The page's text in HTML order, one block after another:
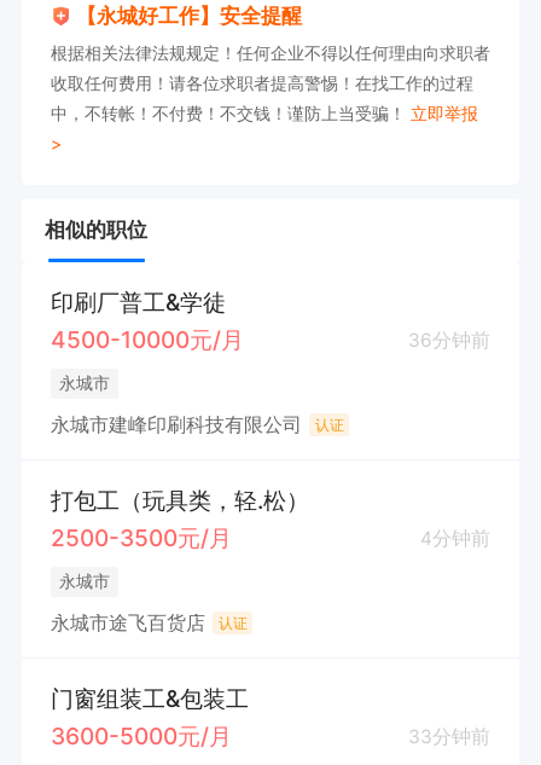
【永城好工作】安全提醒
根据相关法律法规规定！任何企业不得以任何理由向求职者
收取任何费用！请各位求职者提高警惕！在找工作的过程
中，不转帐！不付费！不交钱！谨防上当受骗！ 立即举报
>
相似的职位
印刷厂普工&学徒
4500-10000元/月
36分钟前
永城市
永城市建峰印刷科技有限公司 认证
打包工（玩具类，轻.松）
2500-3500元/月
4分钟前
永城市
永城市途飞百货店 认证
门窗组装工&包装工
3600-5000元/月
33分钟前